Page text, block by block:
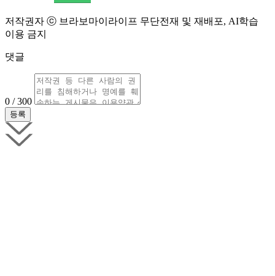
저작권자 ⓒ 브라보마이라이프 무단전재 및 재배포, AI학습
이용 금지
댓글
0 / 300